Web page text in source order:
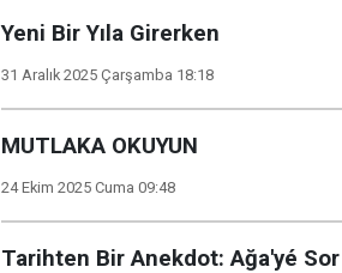
Yeni Bir Yıla Girerken
31 Aralık 2025 Çarşamba 18:18
MUTLAKA OKUYUN
24 Ekim 2025 Cuma 09:48
Tarihten Bir Anekdot: Ağa'yé Sor